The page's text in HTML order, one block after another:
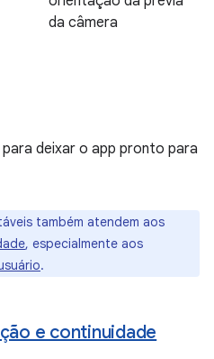
da câmera
deixar o app pronto para
também atendem aos
, especialmente aos
.
e continuidade